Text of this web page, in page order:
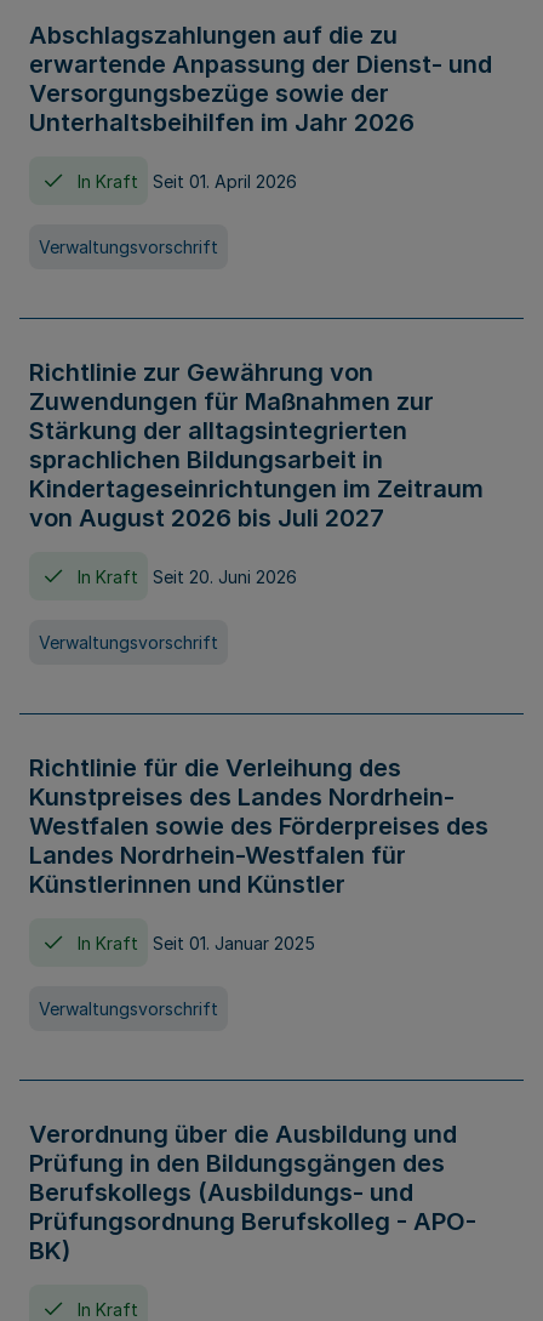
Abschlagszahlungen auf die zu
erwartende Anpassung der Dienst- und
Versorgungsbezüge sowie der
Unterhaltsbeihilfen im Jahr 2026
In Kraft Seit 01. April 2026
Verwaltungsvorschrift
Richtlinie zur Gewährung von
Zuwendungen für Maßnahmen zur
Stärkung der alltagsintegrierten
sprachlichen Bildungsarbeit in
Kindertageseinrichtungen im Zeitraum
von August 2026 bis Juli 2027
In Kraft Seit 20. Juni 2026
Verwaltungsvorschrift
Richtlinie für die Verleihung des
Kunstpreises des Landes Nordrhein-
Westfalen sowie des Förderpreises des
Landes Nordrhein-Westfalen für
Künstlerinnen und Künstler
In Kraft Seit 01. Januar 2025
Verwaltungsvorschrift
Verordnung über die Ausbildung und
Prüfung in den Bildungsgängen des
Berufskollegs (Ausbildungs- und
Prüfungsordnung Berufskolleg - APO-
BK)
In Kraft